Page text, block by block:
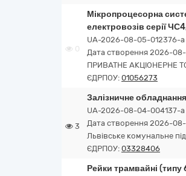
0
Мікропроцесорна
електровозів серії
UA-2026-08-05-012376-a
Дата створення 2026-08-
ПРИВАТНЕ АКЦІОНЕРНЕ
ЄДРПОУ: 01056273
3
Залізничне обладнання
UA-2026-08-04-004137-a
Дата створення 2026-08-
Львівське комунальне
ЄДРПОУ: 03328406
Рейки трамвайні (типу